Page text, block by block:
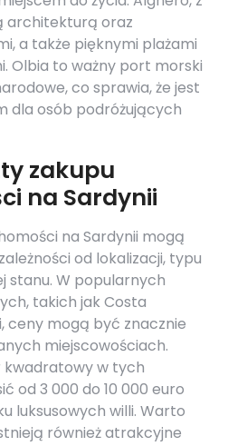
architekturą oraz
a także pięknymi plażami
Olbia to ważny port morski
co sprawia, że jest
dla osób podróżujących
zakupu
na Sardynii
na Sardynii mogą
od lokalizacji, typu
stanu. W popularnych
takich jak Costa
ceny mogą być znacznie
miejscowościach.
kwadratowy w tych
od 3 000 do 10 000 euro
luksusowych willi. Warto
również atrakcyjne